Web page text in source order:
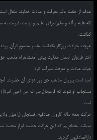
هدف از خلقت عالم معرفت و عبادت خداوند متعال
الله علیه و آله و سلم) برای تعلیم و تربیت بشریّت
گذاشت.
هرچند حوادث روزگار نگذاشت مفسّر معصومِ قرآن,
اختر فرزوان آسمان هدایت پیش آمد,شاهراه مذهب
حیات عبادت و معرفت سیرآب کرد.
امید است پیروان مذهب حق روز عزای آن حضرت,
مستجاب او شوند که فرمود((رحم الله من احیی
است.
حرکت همه ساله کاروان صادقیه رفسنجان (راهیان
میباشد. مفتخریم که این حرکت حماسه ابراز محبت
دارالصادقیون گردید.